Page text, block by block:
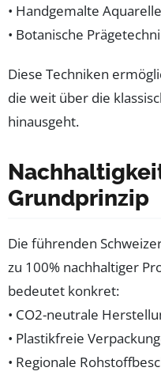
• Handgemalte
• Botanische
Diese Techniken
die weit über die
hinausgeht.
Grundprinzip
Die führenden
zu 100% nachhaltiger
bedeutet konkret:
• CO2-neutrale
• Plastikfreie
• Regionale